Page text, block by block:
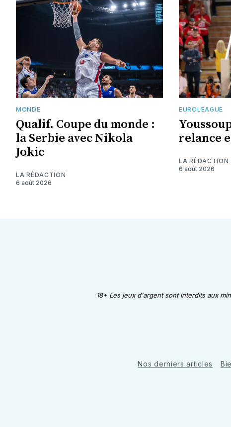
MONDE
Qualif. Coupe du monde :
la Serbie avec Nikola
Jokic
LA RÉDACTION
6 août 2026
EUROLEAGUE
relance
LA RÉDACTION
6 août 2026
18+ Les jeux d'argent sont interdits aux
Nos derniers articles